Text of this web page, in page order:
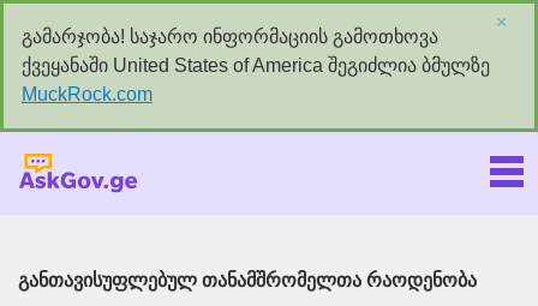
გამარჯობა! საჯარო ინფორმაციის გამოთხოვა
ქვეყანაში United States of America შეგიძლია ბმულზე
MuckRock.com
×
განთავისუფლებულ თანამშრომელთა რაოდენობა